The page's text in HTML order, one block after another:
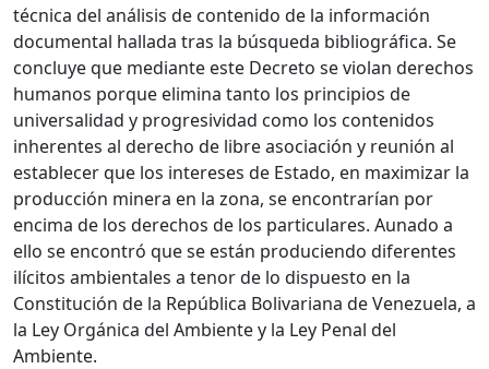
técnica del análisis de contenido de la información
documental hallada tras la búsqueda bibliográfica. Se
concluye que mediante este Decreto se violan derechos
humanos porque elimina tanto los principios de
universalidad y progresividad como los contenidos
inherentes al derecho de libre asociación y reunión al
establecer que los intereses de Estado, en maximizar la
producción minera en la zona, se encontrarían por
encima de los derechos de los particulares. Aunado a
ello se encontró que se están produciendo diferentes
ilícitos ambientales a tenor de lo dispuesto en la
Constitución de la República Bolivariana de Venezuela, a
la Ley Orgánica del Ambiente y la Ley Penal del
Ambiente.